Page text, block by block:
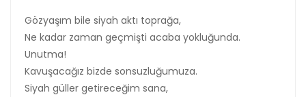
Gözyaşım bile siyah aktı toprağa,
Ne kadar zaman geçmişti acaba yokluğunda.
Unutma!
Kavuşacağız bizde sonsuzluğumuza.
Siyah güller getireceğim sana,